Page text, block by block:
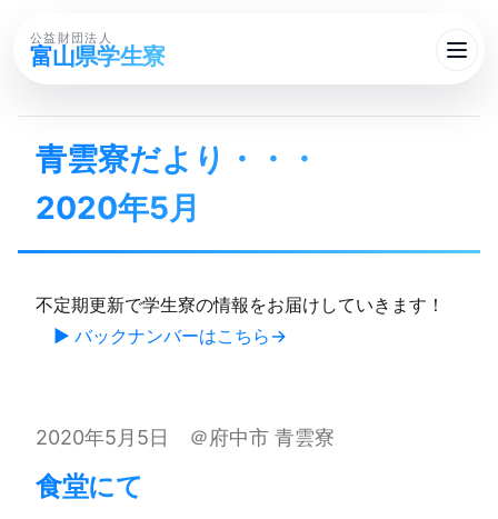
公益財団法人
富山県学生寮
青雲寮だより・・・​
2020年5月
不定期更新で学生寮の情報をお届けしていきます！
▶ バックナンバーはこちら
2020年5月5日 ＠府中市 青雲寮
食堂にて